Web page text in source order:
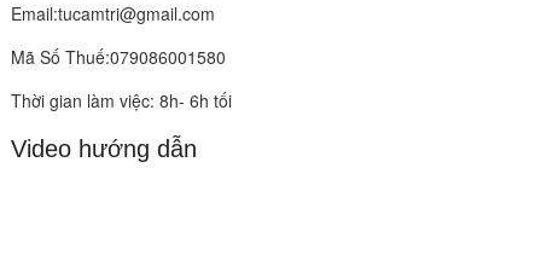
Email:tucamtri@gmail.com
Mã Số Thuế:079086001580
Thời gian làm việc: 8h- 6h tối
Video hướng dẫn